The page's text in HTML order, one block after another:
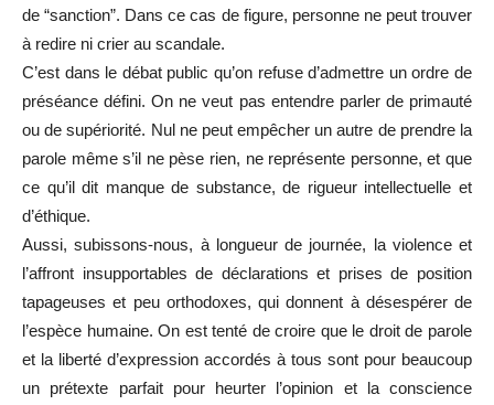
de “sanction”. Dans ce cas de figure, personne ne peut trouver
à redire ni crier au scandale.
C’est dans le débat public qu’on refuse d’admettre un ordre de
préséance défini. On ne veut pas entendre parler de primauté
ou de supériorité. Nul ne peut empêcher un autre de prendre la
parole même s’il ne pèse rien, ne représente personne, et que
ce qu’il dit manque de substance, de rigueur intellectuelle et
d’éthique.
Aussi, subissons-nous, à longueur de journée, la violence et
l’affront insupportables de déclarations et prises de position
tapageuses et peu orthodoxes, qui donnent à désespérer de
l’espèce humaine. On est tenté de croire que le droit de parole
et la liberté d’expression accordés à tous sont pour beaucoup
un prétexte parfait pour heurter l’opinion et la conscience